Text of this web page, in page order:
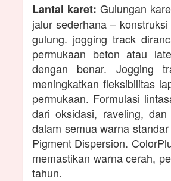
Lantai karet: Gulungan
jalur sederhana –
gulung. jogging track
permukaan beton atau
dengan benar. Jogging
meningkatkan fleksibilitas
permukaan. Formulasi
dari oksidasi, raveling,
dalam semua warna
Pigment Dispersion.
memastikan warna cerah,
tahun.